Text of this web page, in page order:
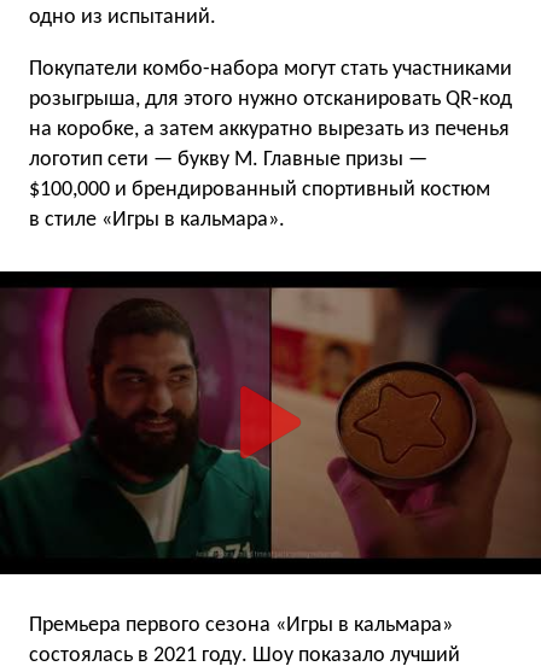
одно из испытаний.
Покупатели комбо-набора могут стать участниками
розыгрыша, для этого нужно отсканировать QR-код
на коробке, а затем аккуратно вырезать из печенья
логотип сети — букву М. Главные призы —
$100,000 и брендированный спортивный костюм
в стиле «Игры в кальмара».
Премьера первого сезона «Игры в кальмара»
состоялась в 2021 году. Шоу показало лучший